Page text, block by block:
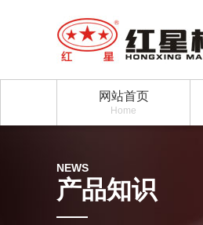
网站首页
Home
NEWS
产品知识